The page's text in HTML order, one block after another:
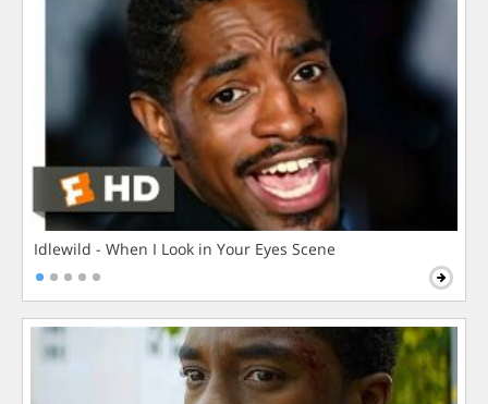
Idlewild - When I Look in Your Eyes Scene